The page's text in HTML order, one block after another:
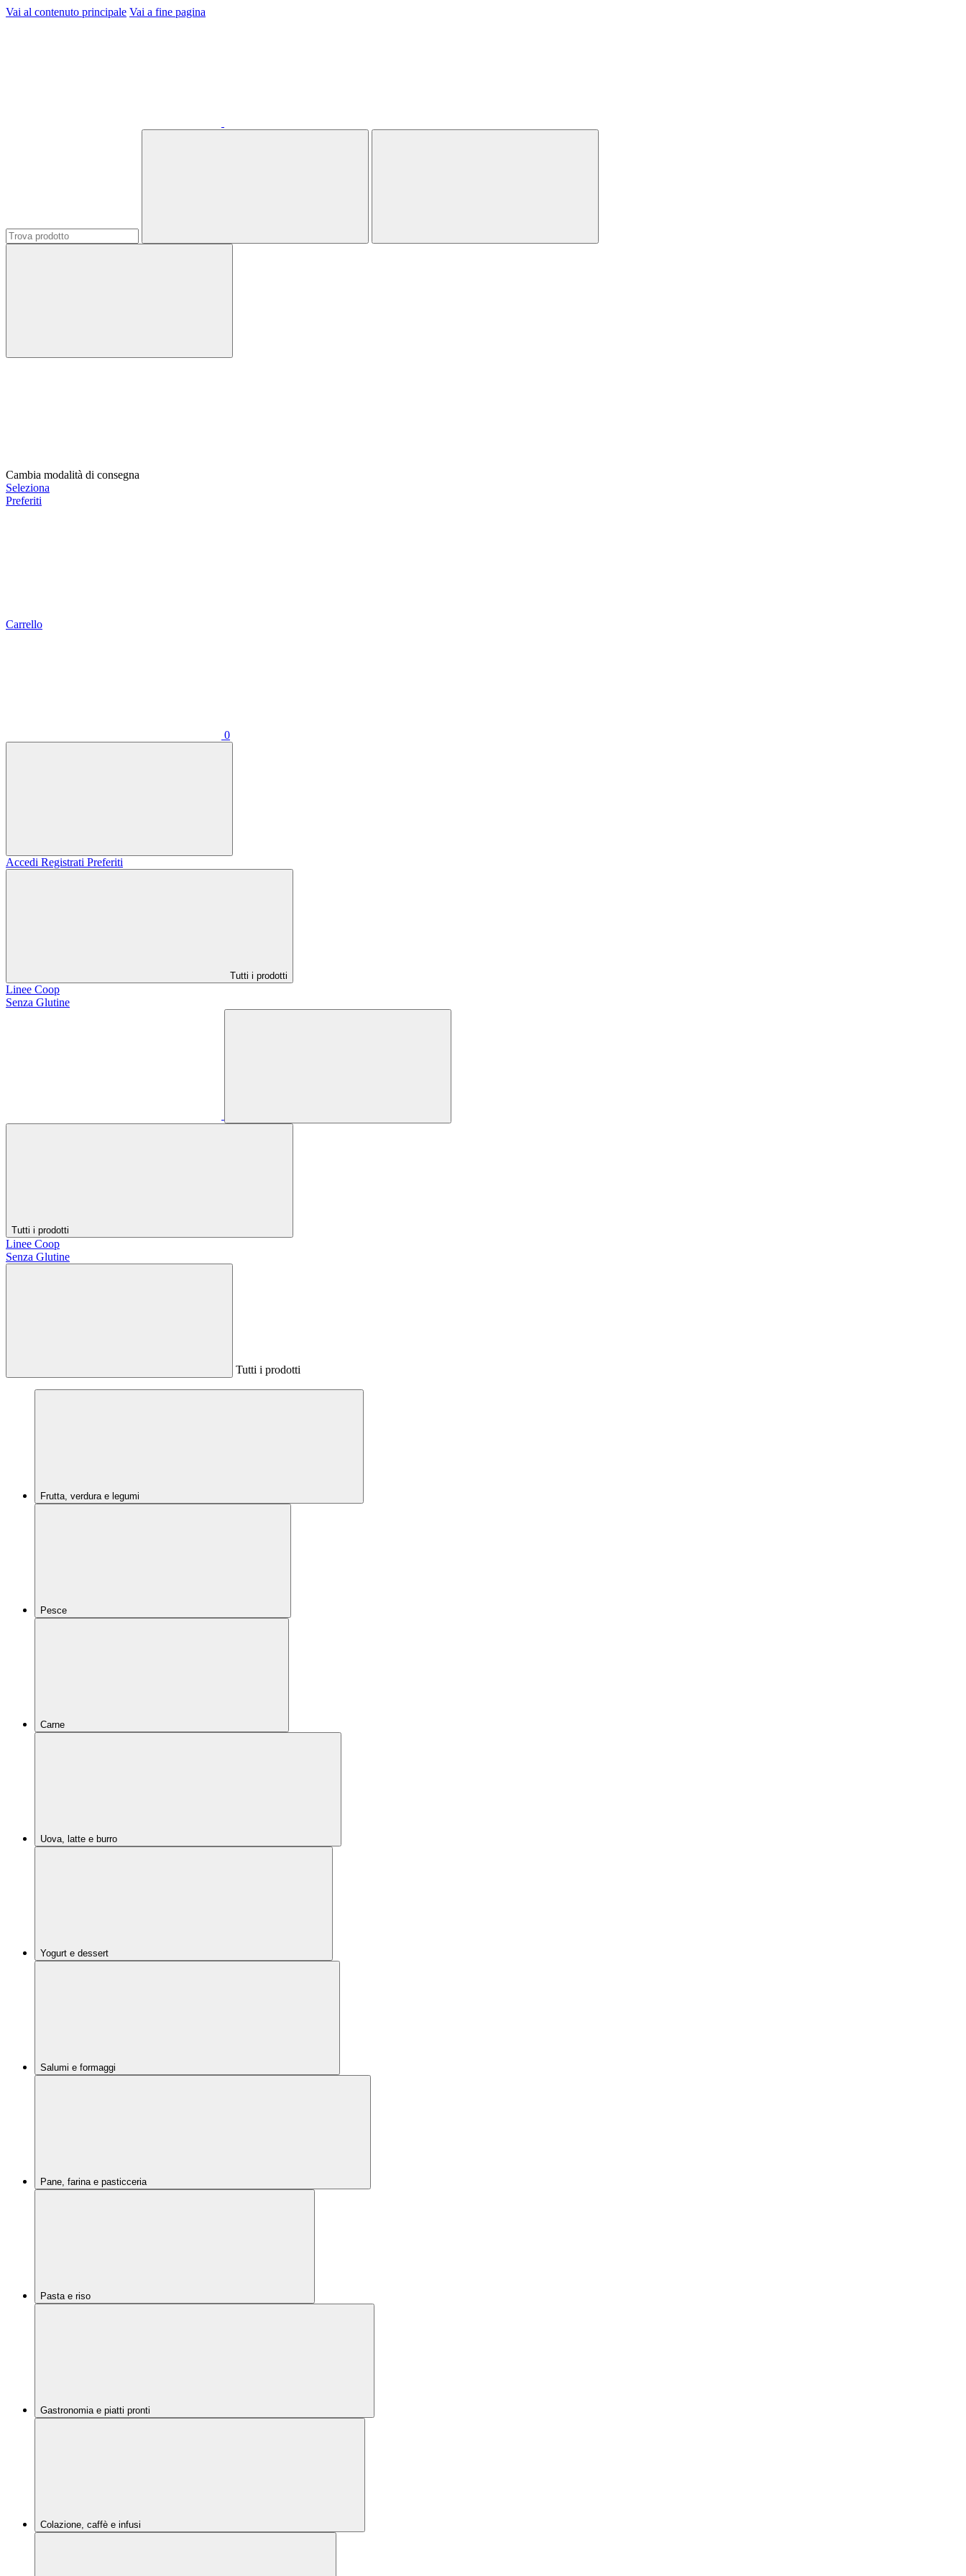
Vai al contenuto principale Vai a fine pagina
Cambia modalità di consegna
Seleziona
Preferiti
Carrello
0
Accedi Registrati Preferiti
Tutti i prodotti
Linee Coop
Senza Glutine
Tutti i prodotti
Linee Coop
Senza Glutine
Tutti i prodotti
Frutta, verdura e legumi
Pesce
Carne
Uova, latte e burro
Yogurt e dessert
Salumi e formaggi
Pane, farina e pasticceria
Pasta e riso
Gastronomia e piatti pronti
Colazione, caffè e infusi